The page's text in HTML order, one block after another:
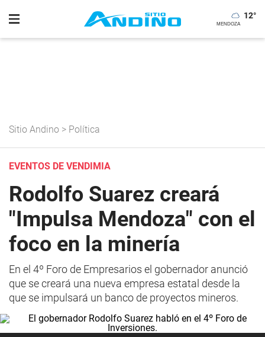
12°
Sitio Andino > Política
EVENTOS DE VENDIMIA
Rodolfo Suarez creará
"Impulsa Mendoza" con el
foco en la minería
En el 4º Foro de Empresarios el gobernador anunció
que se creará una nueva empresa estatal desde la
que se impulsará un banco de proyectos mineros.